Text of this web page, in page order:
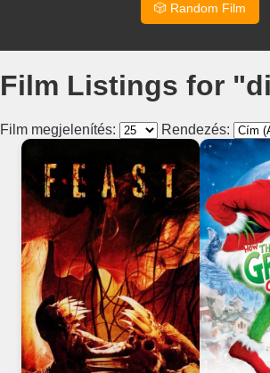
🎲 Random Film
Film Listings for
Film megjelenítés: Rendezés: